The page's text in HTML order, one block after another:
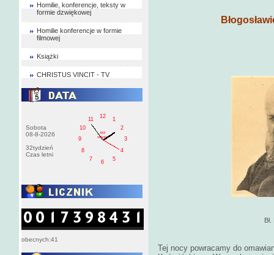
Homilie, konferencje, teksty w
formie dzwiękowej
Homilie konferencje w formie
filmowej
Książki
CHRISTUS VINCIT - TV
Sobota
08-8-2026
32tydzień
Czas letni
1
2
3
4
5
6
7
8
9
10
11
12
AM
sobota
obecnych:41
Tej nocy powracamy do